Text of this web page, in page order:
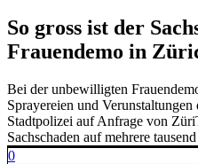
So gross ist der
Frauendemo in
Bei der unbewilligten
Sprayereien und
Stadtpolizei auf Anfrage von
Sachschaden auf mehrere
0